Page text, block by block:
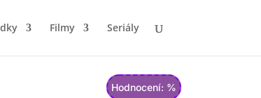
Filmy Seriály
Hodnocení: %